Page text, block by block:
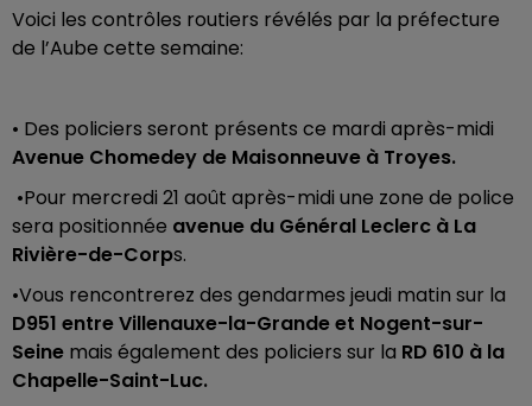
Voici les contrôles routiers révélés par la préfecture
de l’Aube cette semaine:
• Des policiers seront présents ce mardi après-midi
Avenue Chomedey de Maisonneuve à Troyes.
•Pour mercredi 21 août après-midi une zone de police
sera positionnée avenue du Général Leclerc à La
Rivière-de-Corps.
•Vous rencontrerez des gendarmes jeudi matin sur la
D951 entre Villenauxe-la-Grande et Nogent-sur-
Seine mais également des policiers sur la RD 610 à la
Chapelle-Saint-Luc.